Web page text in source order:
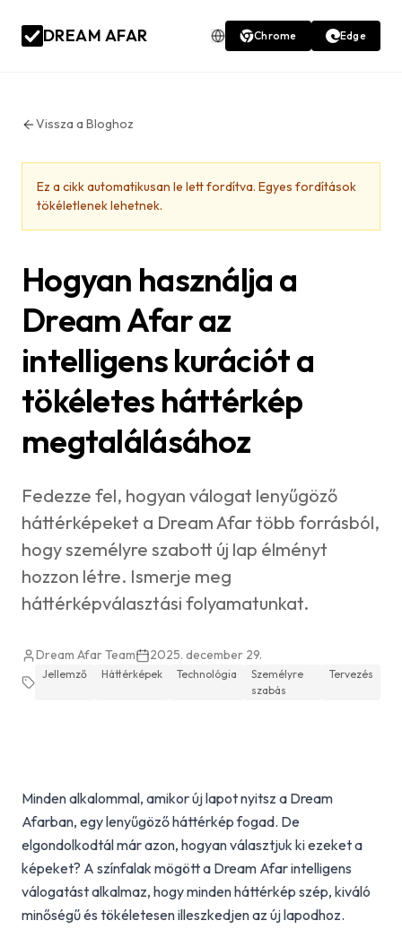
DREAM AFAR Chrome Edge
Vissza a Bloghoz
Ez a cikk automatikusan le lett fordítva. Egyes fordítások
tökéletlenek lehetnek.
Hogyan használja a
Dream Afar az
intelligens kurációt a
tökéletes háttérkép
megtalálásához
Fedezze fel, hogyan válogat lenyűgöző
háttérképeket a Dream Afar több forrásból,
hogy személyre szabott új lap élményt
hozzon létre. Ismerje meg
háttérképválasztási folyamatunkat.
Dream Afar Team 2025. december 29.
Jellemző Háttérképek Technológia
Személyre
szabás
Tervezés
Minden alkalommal, amikor új lapot nyitsz a Dream
Afarban, egy lenyűgöző háttérkép fogad. De
elgondolkodtál már azon, hogyan választjuk ki ezeket a
képeket? A színfalak mögött a Dream Afar intelligens
válogatást alkalmaz, hogy minden háttérkép szép, kiváló
minőségű és tökéletesen illeszkedjen az új lapodhoz.